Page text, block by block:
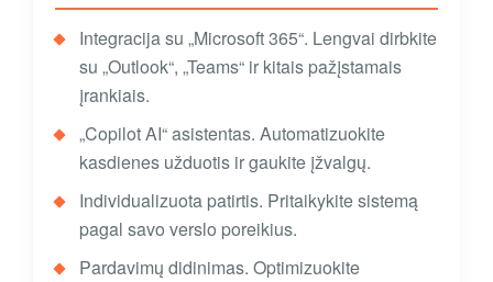
Integracija su „Microsoft 365“. Lengvai dirbkite
su „Outlook“, „Teams“ ir kitais pažįstamais
įrankiais.
„Copilot AI“ asistentas. Automatizuokite
kasdienes užduotis ir gaukite įžvalgų.
Individualizuota patirtis. Pritaikykite sistemą
pagal savo verslo poreikius.
Pardavimų didinimas. Optimizuokite